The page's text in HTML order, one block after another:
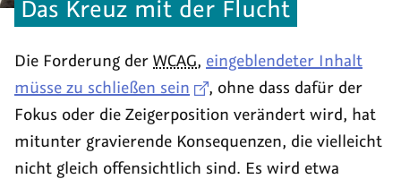
Das Kreuz mit der Flucht
Die Forderung der WCAG, eingeblendeter Inhalt
müsse zu schließen sein
, ohne dass dafür der
Fokus oder die Zeigerposition verändert wird, hat
mitunter gravierende Konsequenzen, die vielleicht
nicht gleich offensichtlich sind. Es wird etwa